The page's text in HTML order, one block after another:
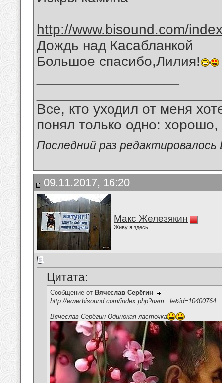
http://www.bisound.com/
Дождь над Касабланкой
Большое спасибо,Лилия!
Все, кто уходил от меня
понял только одно:
Последний раз
09.11.2017, 16:20
Макс Железякин
Живу я здесь
Цитата:
Сообщение от Вячеслав Серёгин
http://www.bisound.com/index.php?nam...le&id=10400764
Вячеслав Серёгин-Одинокая ласточка